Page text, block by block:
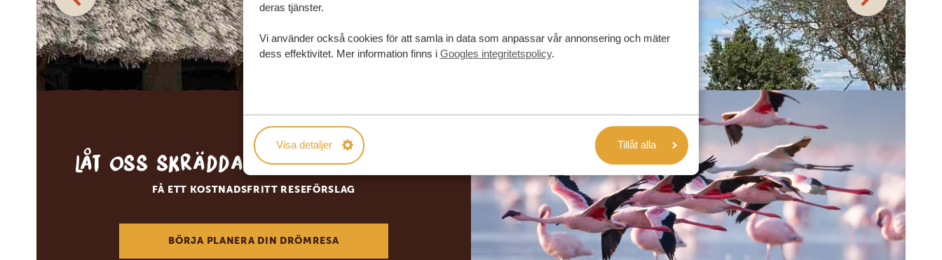
deras tjänster.
Vi använder också cookies för att samla in data som anpassar vår annonsering och mäter
dess effektivitet. Mer information finns i Googles integritetspolicy.
Visa detaljer Tillåt alla
Låt oss skräddarsy din drömresa
FÅ ETT KOSTNADSFRITT RESEFÖRSLAG
BÖRJA PLANERA DIN DRÖMRESA